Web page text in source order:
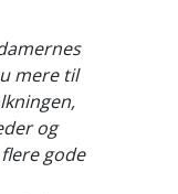
mere til
og
gode